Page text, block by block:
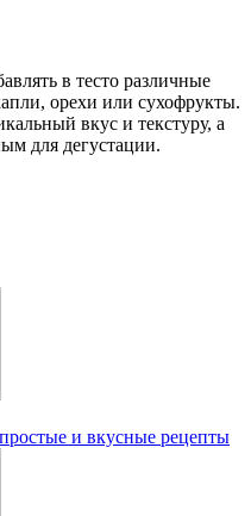
в тесто различные
орехи или сухофрукты.
вкус и текстуру, а
для дегустации.
и вкусные рецепты